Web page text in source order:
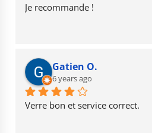
Je recommande !
Gatien O.
6 years ago
Verre bon et service correct.